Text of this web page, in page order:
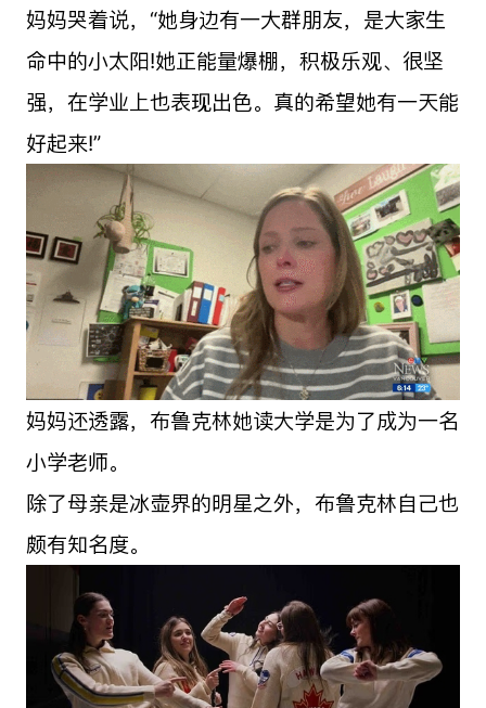
妈妈哭着说，“她身边有一大群朋友，是大家生
命中的小太阳!她正能量爆棚，积极乐观、很坚
强，在学业上也表现出色。真的希望她有一天能
好起来!”
妈妈还透露，布鲁克林她读大学是为了成为一名
小学老师。
除了母亲是冰壶界的明星之外，布鲁克林自己也
颇有知名度。